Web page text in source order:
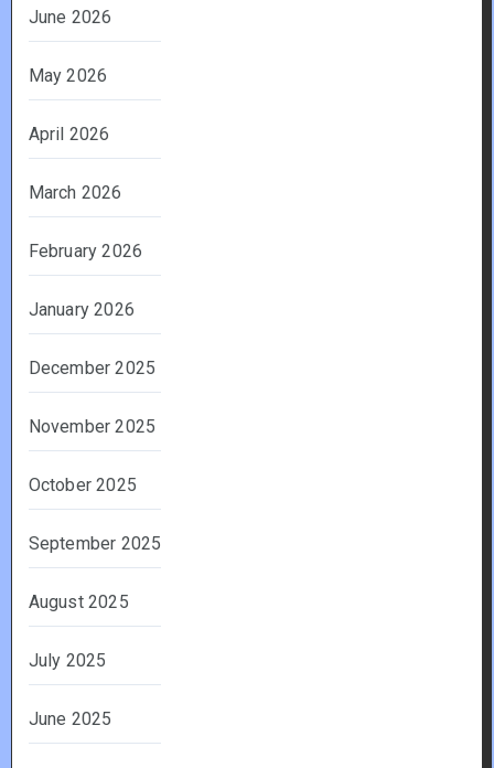
June 2026
May 2026
April 2026
March 2026
February 2026
January 2026
December 2025
November 2025
October 2025
September 2025
August 2025
July 2025
June 2025